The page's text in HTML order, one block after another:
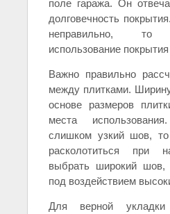
поле гаража. Он
долговечность
неправильно, то
использование
Важно правильно
между плитками.
основе размеров
места
слишком узкий шов,
расколотиться при
выбрать широкий шов,
под воздействием
Для верной укладки